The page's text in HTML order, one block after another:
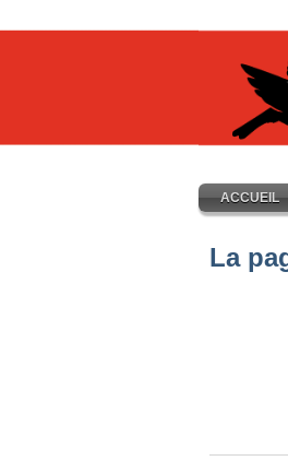
ACCUEIL
La